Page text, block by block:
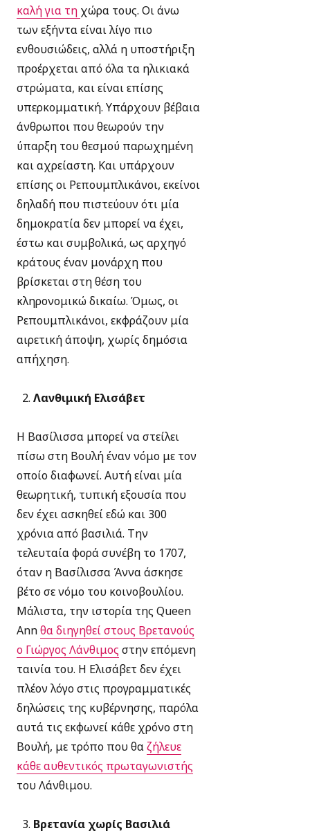
καλή για τη χώρα τους. Οι άνω
των εξήντα είναι λίγο πιο
ενθουσιώδεις, αλλά η υποστήριξη
προέρχεται από όλα τα ηλικιακά
στρώματα, και είναι επίσης
υπερκομματική.Υπάρχουν βέβαια
άνθρωποι που θεωρούν την
ύπαρξη του θεσμού παρωχημένη
και αχρείαστη. Και υπάρχουν
επίσης οι Ρεπουμπλικάνοι, εκείνοι
δηλαδή που πιστεύουν ότι μία
δημοκρατία δεν μπορεί να έχει,
έστω και συμβολικά, ως αρχηγό
κράτους έναν μονάρχη που
βρίσκεται στη θέση του
κληρονομικώ δικαίω. Όμως, οι
Ρεπουμπλικάνοι, εκφράζουν μία
αιρετική άποψη, χωρίς δημόσια
απήχηση.
Λανθιμική Ελισάβετ
Η Βασίλισσα μπορεί να στείλει
πίσω στη Βουλή έναν νόμο με τον
οποίο διαφωνεί. Αυτή είναι μία
θεωρητική, τυπική εξουσία που
δεν έχει ασκηθεί εδώ και 300
χρόνια από βασιλιά. Την
τελευταία φορά συνέβη το 1707,
όταν η Βασίλισσα Άννα άσκησε
βέτο σε νόμο του κοινοβουλίου.
Μάλιστα, την ιστορία της Queen
Annθα διηγηθεί στους Βρετανούς
ο Γιώργος Λάνθιμος στην επόμενη
ταινία του. Η Ελισάβετ δεν έχει
πλέον λόγο στις προγραμματικές
δηλώσεις της κυβέρνησης, παρόλα
αυτά τις εκφωνεί κάθε χρόνο στη
Βουλή, με τρόπο που θαζήλευε
κάθε αυθεντικός πρωταγωνιστής
του Λάνθιμου.
Βρετανία χωρίς Βασιλιά